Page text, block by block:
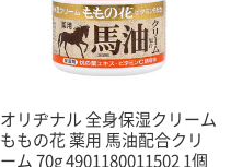
オリヂナル 全身保湿クリーム
ももの花 薬用 馬油配合クリ
ーム 70g 4901180011502 1個